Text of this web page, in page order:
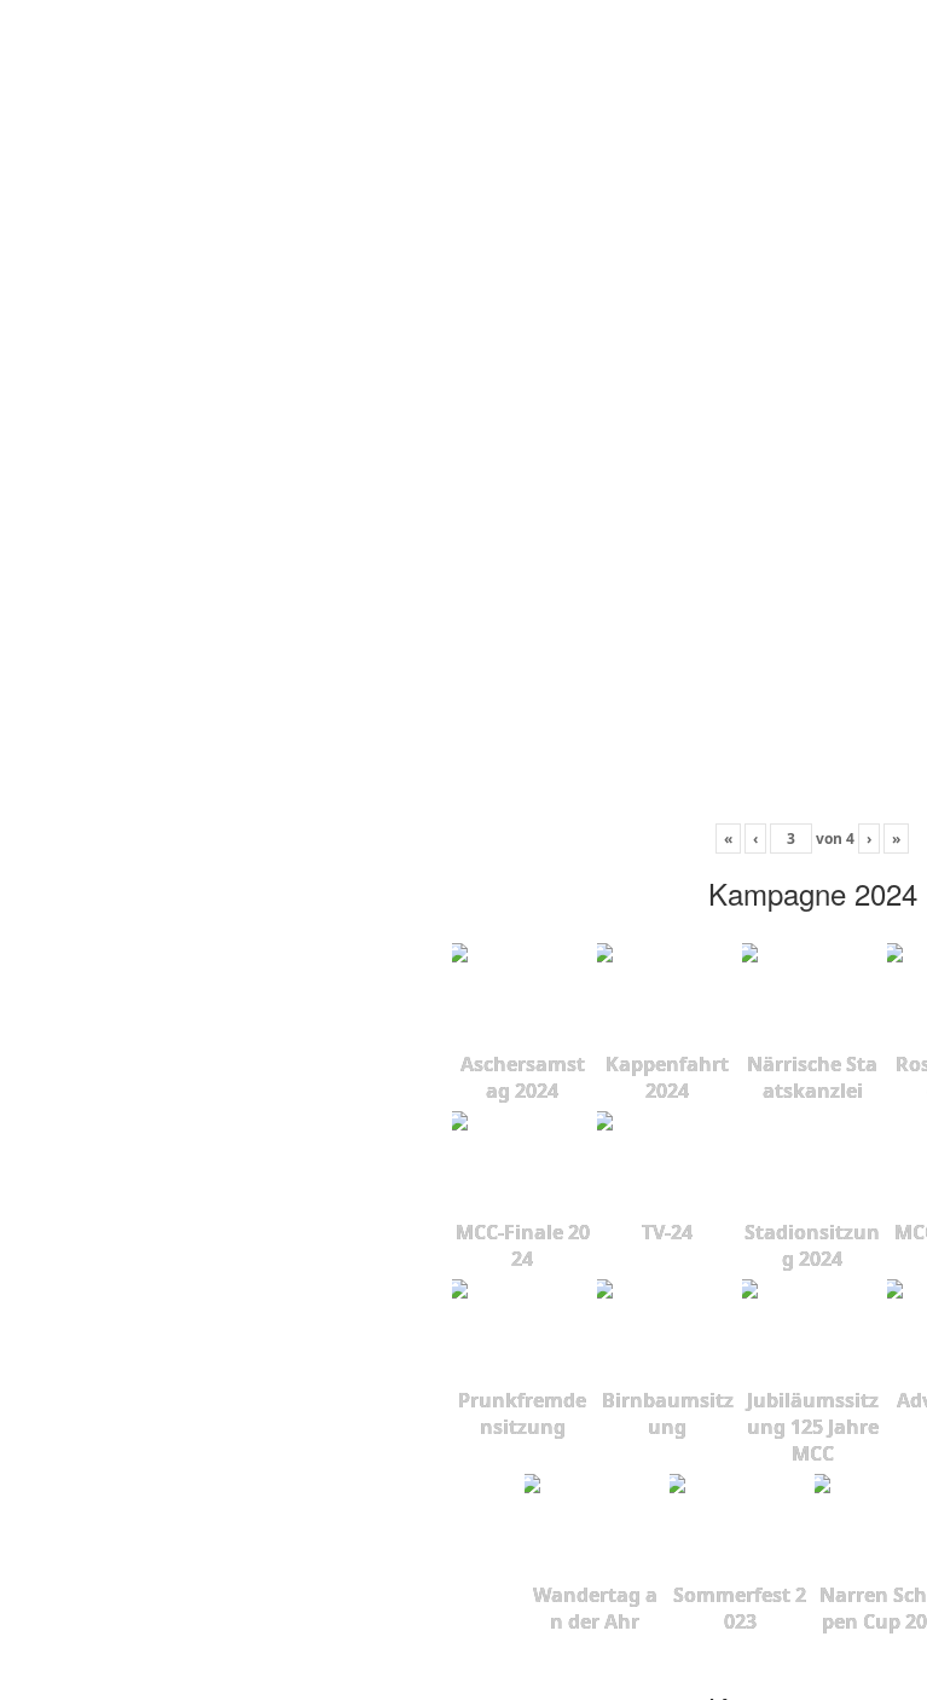
« ‹ von 4 › »
Kampagne 2024
Aschersamst
ag 2024
Kappenfahrt
2024
Närrische Sta
atskanzlei
MCC-Finale 20
24
TV-24
Stadionsitzun
g 2024
Prunkfremde
nsitzung
Birnbaumsitz
ung
Jubiläumssitz
ung 125 Jahre
MCC
Wandertag a
n der Ahr
Sommerfest 2
023
Narren
pen Cup